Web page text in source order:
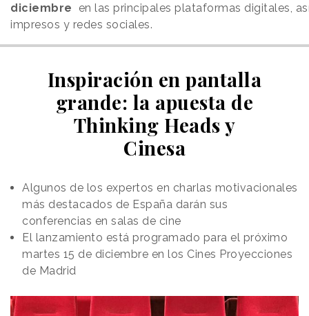
diciembre en las principales plataformas digitales,
impresos y redes sociales.
Inspiración en pantalla
grande: la apuesta de
Thinking Heads y
Cinesa
Algunos de los expertos en charlas motivacionales
más destacados de España darán sus
conferencias en salas de cine
El lanzamiento está programado para el próximo
martes 15 de diciembre en los Cines Proyecciones
de Madrid